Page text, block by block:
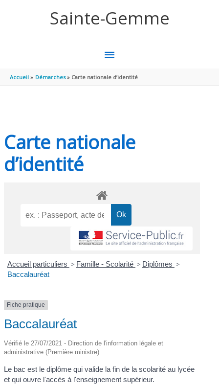
Sainte-Gemme
MENU
PRINCIPAL
Accueil Démarches Carte nationale d’identité
Carte nationale
d’identité
Accueil particuliers > Famille - Scolarité > Diplômes >
Baccalauréat
Fiche pratique
Baccalauréat
Vérifié le 27/07/2021 - Direction de l'information légale et
administrative (Première ministre)
Le bac est le diplôme qui valide la fin de la scolarité au lycée
et qui ouvre l'accès à l'enseignement supérieur.